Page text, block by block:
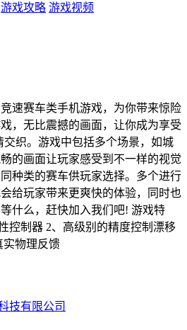
游戏攻略 游戏视频
速赛车类手机游戏，为你带来惊险
，无比震撼的画面，让你成为享受
织。游戏中包括多个场景，如城
的画面让玩家感受到不一样的视觉
种类的赛车供玩家选择。多个进行
给玩家带来更爽快的体验，同时也
什么，赶快加入我们吧! 游戏特
控制器 2、高级别的精度控制漂移
实物理反馈
技有限公司